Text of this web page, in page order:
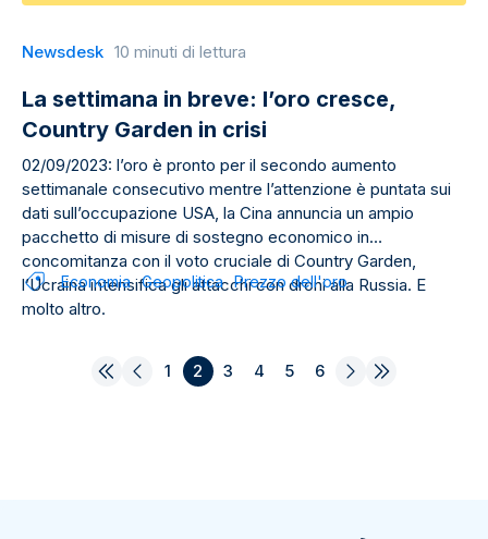
Newsdesk 10 minuti di lettura
La settimana in breve: l’oro cresce,
Country Garden in crisi
02/09/2023: l’oro è pronto per il secondo aumento
settimanale consecutivo mentre l’attenzione è puntata sui
dati sull’occupazione USA, la Cina annuncia un ampio
pacchetto di misure di sostegno economico in
concomitanza con il voto cruciale di Country Garden,
l’Ucraina intensifica gli attacchi con droni alla Russia. E
molto altro.
Economia Geopolitica Prezzo dell'oro
1 2 3 4 5 6